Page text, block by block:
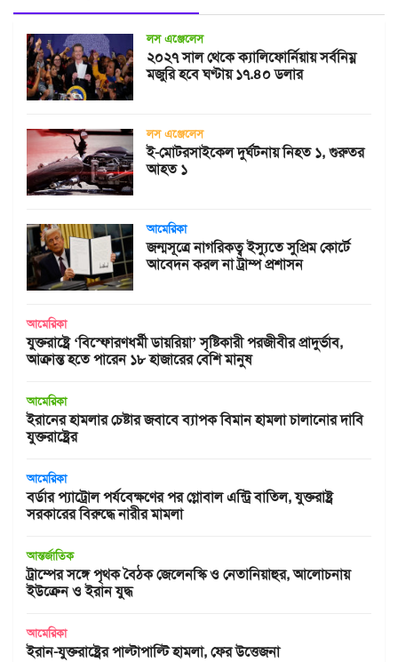
লস এঞ্জেলেস
২০২৭ সাল থেকে ক্যালিফোর্নিয়ায় সর্বনিম্ন
মজুরি হবে ঘণ্টায় ১৭.৪০ ডলার
লস এঞ্জেলেস
ই-মোটরসাইকেল দুর্ঘটনায় নিহত ১, গুরুতর
আহত ১
আমেরিকা
জন্মসূত্রে নাগরিকত্ব ইস্যুতে সুপ্রিম কোর্টে
আবেদন করল না ট্রাম্প প্রশাসন
আমেরিকা
যুক্তরাষ্ট্রে ‘বিস্ফোরণধর্মী ডায়রিয়া’ সৃষ্টিকারী পরজীবীর প্রাদুর্ভাব,
আক্রান্ত হতে পারেন ১৮ হাজারের বেশি মানুষ
আমেরিকা
ইরানের হামলার চেষ্টার জবাবে ব্যাপক বিমান হামলা চালানোর দাবি
যুক্তরাষ্ট্রের
আমেরিকা
বর্ডার প্যাট্রোল পর্যবেক্ষণের পর গ্লোবাল এন্ট্রি বাতিল, যুক্তরাষ্ট্র
সরকারের বিরুদ্ধে নারীর মামলা
আন্তর্জাতিক
ট্রাম্পের সঙ্গে পৃথক বৈঠক জেলেনস্কি ও নেতানিয়াহুর, আলোচনায়
ইউক্রেন ও ইরান যুদ্ধ
আমেরিকা
ইরান-যুক্তরাষ্ট্রের পাল্টাপাল্টি হামলা, ফের উত্তেজনা